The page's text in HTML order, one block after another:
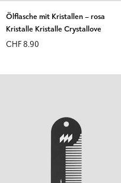
Ölflasche
mit
–
Kristalle
Ölflasche mit Kristallen – rosa
Kristalle Kristalle Crystallove
CHF 8.90